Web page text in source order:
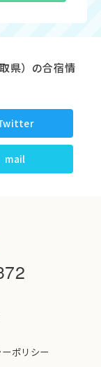
県）の合宿情
mail
ポリシー